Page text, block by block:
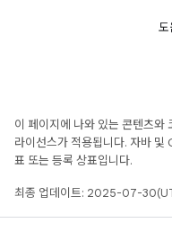
도
이 페이지에 나와 있는 콘텐츠와
라이선스가 적용됩니다. 자바
표 또는 등록 상표입니다.
최종 업데이트: 2025-07-